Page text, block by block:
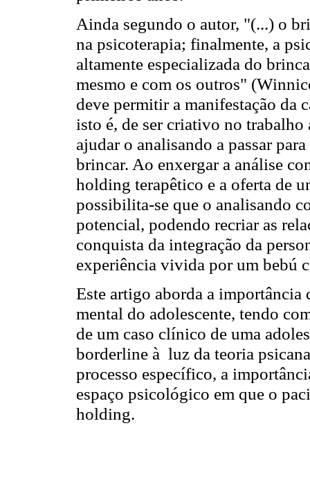
Ainda segundo o autor, "(...) o
na psicoterapia; finalmente, a
altamente especializada do
mesmo e com os outros"
deve permitir a manifestação da
isto é, de ser criativo no
ajudar o analisando a passar
brincar. Ao enxergar a análise
holding terapêtico e a oferta de
possibilita-se que o analisando
potencial, podendo recriar as
conquista da integração da
experiência vivida por um bebú
Este artigo aborda a
mental do adolescente, tendo
de um caso clínico de uma
borderline à luz da teoria
processo específico, a
espaço psicológico em que o
holding.